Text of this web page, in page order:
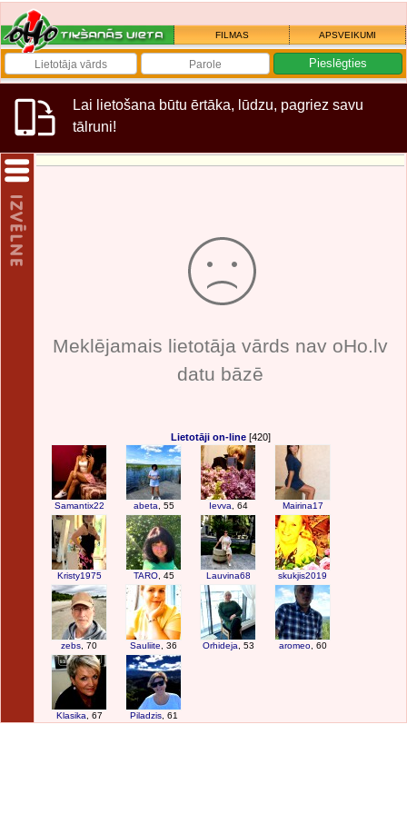
FILMAS APSVEIKUMI
Lai lietošana būtu ērtāka, lūdzu, pagriez savu
tālruni!
Meklējamais lietotāja vārds nav oHo.lv
datu bāzē
Lietotāji on-line[420]
Samantix22 abeta , 55 Ievva , 64 Mairina17
Kristy1975 TARO, 45 Lauvina68 skukjis2019
zebs , 70 Sauliite , 36 Orhideja , 53 aromeo, 60
Klasika , 67 Piladzis, 61